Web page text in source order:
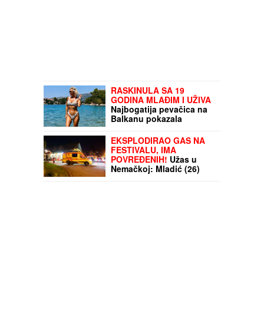
RASKINULA SA 19
GODINA MLAĐIM I UŽIVA
Najbogatija pevačica na
Balkanu pokazala
Niko ne veruje da je u
petoj deceniji (Foto)
EKSPLODIRAO GAS NA
FESTIVALU, IMA
POVREĐENIH! Užas u
Nemačkoj: Mladić (26)